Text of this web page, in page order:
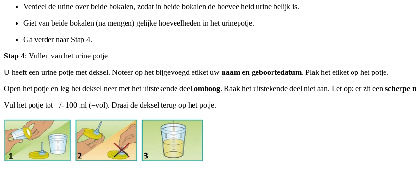
Verdeel de urine over beide bokalen, zodat in beide bokalen de hoeveelheid urine belijk is.
Giet van beide bokalen (na mengen) gelijke hoeveelheden in het urinepotje.
Ga verder naar Stap 4.
Stap 4: Vullen van het urine potje
U heeft een urine potje met deksel. Noteer op het bijgevoegd etiket uw naam en geboortedatum. Plak het etiket op het potje.
Open het potje en leg het deksel neer met het uitstekende deel omhoog. Raak het uitstekende deel niet aan. Let op: er zit een scherpe
Vul het potje tot +/- 100 ml (=vol). Draai de deksel terug op het potje.